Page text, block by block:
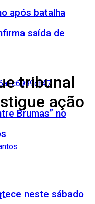
após batalha
saída de
Brumas” no
neste sábado
tribunal
ação